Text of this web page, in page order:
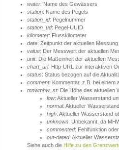
water: Name des Gewässers
station: Name des Pegels
station_id: Pegelnummer
station_ud: Pegel-UUID
kilometer: Flusskilometer
date: Zeitpunkt der aktuellen Messung
value: Der Messwert der aktuellen
unit: Die Maßeinheit der aktuellen
chart_url: Http-URL zur interaktiven
status: Status bezogen auf die
comment: Kommentar, z.B. bei einem
mnwmhw_st: Die Höhe des aktuellen
low: Aktueller Wasserstand
normal: Aktueller
high: Aktueller Wasserstand
unknown: Unbekannt, da
commented: Fehlfunktion
out-dated: Aktueller
Siehe auch die Hilfe zu den